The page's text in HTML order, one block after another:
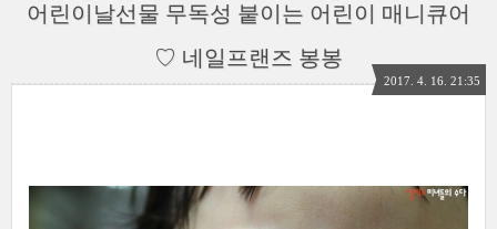
어린이날선물 무독성 붙이는 어린이 매니큐어
♡ 네일프랜즈 봉봉
2017. 4. 16. 21:35